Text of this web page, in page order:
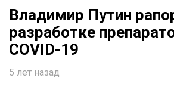
Владимир Путин
разработке
COVID-19
5 лет назад